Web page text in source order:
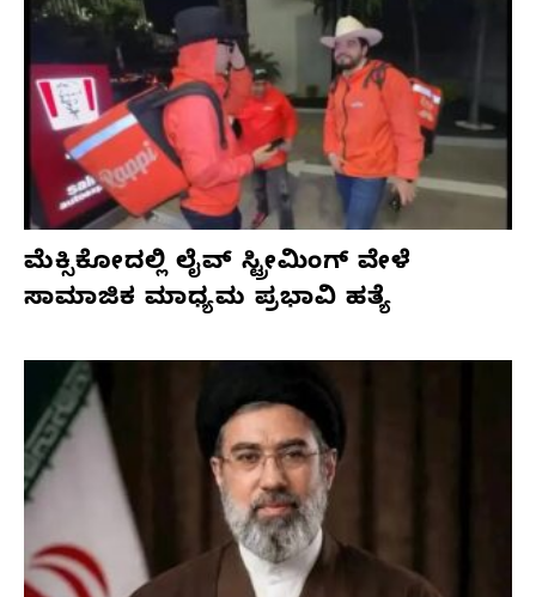
ಮೆಕ್ಸಿಕೋದಲ್ಲಿ ಲೈವ್ ಸ್ಟ್ರೀಮಿಂಗ್ ವೇಳೆ
ಸಾಮಾಜಿಕ ಮಾಧ್ಯಮ ಪ್ರಭಾವಿ ಹತ್ಯೆ